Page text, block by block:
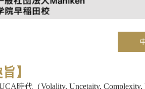
】
時代（Volality, Uncetaity,